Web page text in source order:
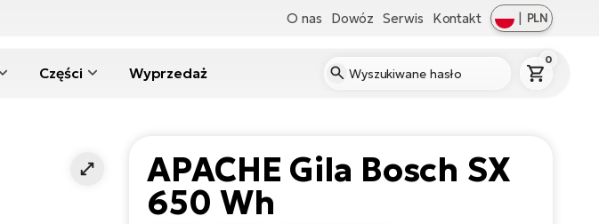
O nas Dowóz Serwis Kontakt | PLN
Części Wyprzedaż
0
APACHE Gila Bosch SX
650 Wh